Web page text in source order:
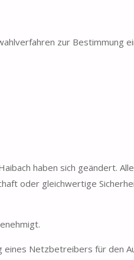
zur
haben sich geändert.
oder gleichwertige
Netzbetreibers für den